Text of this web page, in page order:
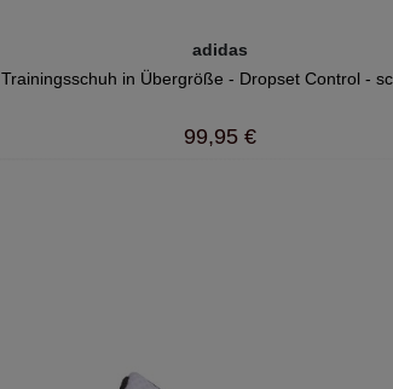
adidas
Trainingsschuh in Übergröße - Dropset Control -
99,95 €